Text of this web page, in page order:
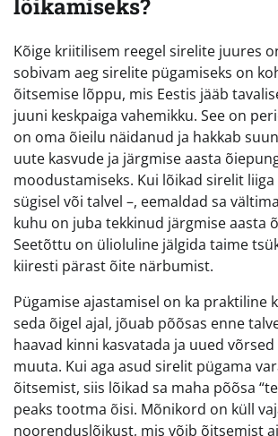
lõikamiseks?
Kõige kriitilisem reegel sirelite juures
sobivam aeg sirelite pügamiseks on
õitsemise lõppu, mis Eestis jääb
juuni keskpaiga vahemikku. See on
on oma õieilu näidanud ja hakkab
uute kasvude ja järgmise aasta
moodustamiseks. Kui lõikad sirelit liiga
sügisel või talvel –, eemaldad sa
kuhu on juba tekkinud järgmise aasta
Seetõttu on ülioluline jälgida taime
kiiresti pärast õite närbumist.
Pügamise ajastamisel on ka praktiline
seda õigel ajal, jõuab põõsas enne
haavad kinni kasvatada ja uued
muuta. Kui aga asud sirelit pügama
õitsemist, siis lõikad sa maha põõsa
peaks tootma õisi. Mõnikord on küll
noorenduslõikust, mis võib õitsemist